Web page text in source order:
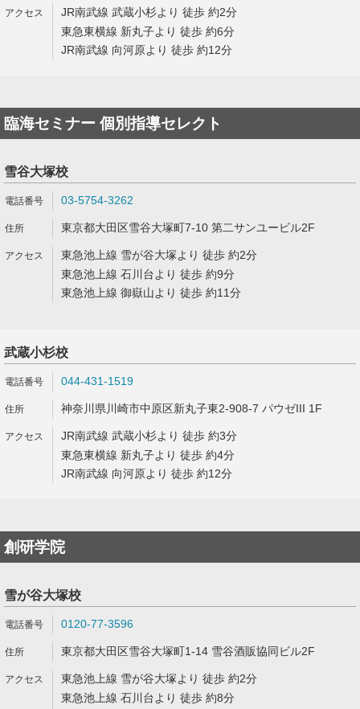
JR南武線 武蔵小杉より 徒歩 約2分
東急東横線 新丸子より 徒歩 約6分
JR南武線 向河原より 徒歩 約12分
臨海セミナー 個別指導セレクト
雪谷大塚校
03-5754-3262
東京都大田区雪谷大塚町7-10 第二サンユービル2F
東急池上線 雪が谷大塚より 徒歩 約2分
東急池上線 石川台より 徒歩 約9分
東急池上線 御嶽山より 徒歩 約11分
武蔵小杉校
044-431-1519
神奈川県川崎市中原区新丸子東2-908-7 パウゼIII 1F
JR南武線 武蔵小杉より 徒歩 約3分
東急東横線 新丸子より 徒歩 約4分
JR南武線 向河原より 徒歩 約12分
創研学院
雪が谷大塚校
0120-77-3596
東京都大田区雪谷大塚町1-14 雪谷酒販協同ビル2F
東急池上線 雪が谷大塚より 徒歩 約2分
東急池上線 石川台より 徒歩 約8分